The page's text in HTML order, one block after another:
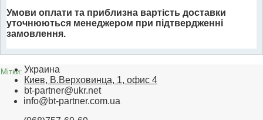
Умови оплати та приблизна вартість доставки
уточнюються менеджером при підтвердженні
замовлення.
Мітки: Украина
Киев, В.Верховинца, 1, офис 4
bt-partner@ukr.net
info@bt-partner.com.ua